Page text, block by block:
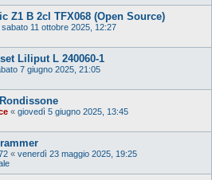
Z1 B 2cl TFX068 (Open Source)
sabato 11 ottobre 2025, 12:27
Liliput L 240060-1
7 giugno 2025, 21:05
« giovedì 5 giugno 2025, 13:45
« venerdì 23 maggio 2025, 19:25